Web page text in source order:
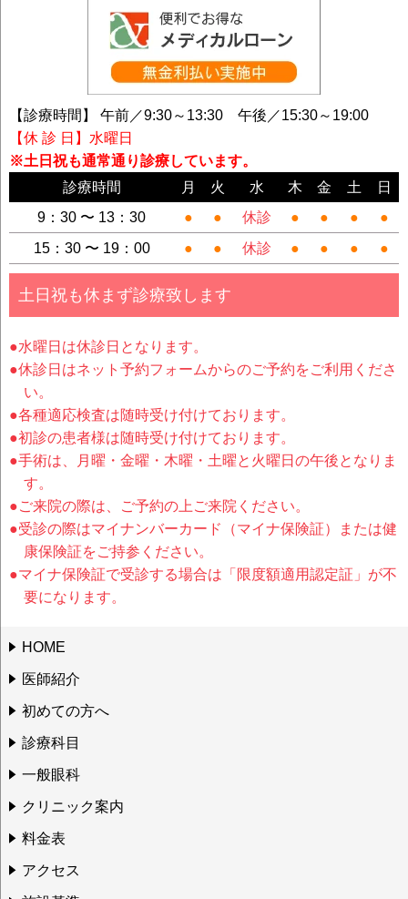
【診療時間】 午前／9:30～13:30 午後／15:30～19:00
【休 診 日】水曜日
※土日祝も通常通り診療しています。
診療時間
月 火 水 木 金 土
日
9：30 〜 13：30
● ● 休診 ● ● ●
●
15：30 〜 19：00
● ● 休診 ● ● ● ●
土日祝も休まず診療致します
●水曜日は休診日となります。
●休診日はネット予約フォームからのご予約をご利用くださ
い。
●各種適応検査は随時受け付けております。
●初診の患者様は随時受け付けております。
●手術は、月曜・金曜・木曜・土曜と火曜日の午後となりま
す。
●ご来院の際は、ご予約の上ご来院ください。
●受診の際はマイナンバーカード（マイナ保険証）または健
康保険証をご持参ください。
●マイナ保険証で受診する場合は「限度額適用認定証」が不
要になります。
HOME
医師紹介
初めての方へ
診療科目
一般眼科
クリニック案内
料金表
アクセス